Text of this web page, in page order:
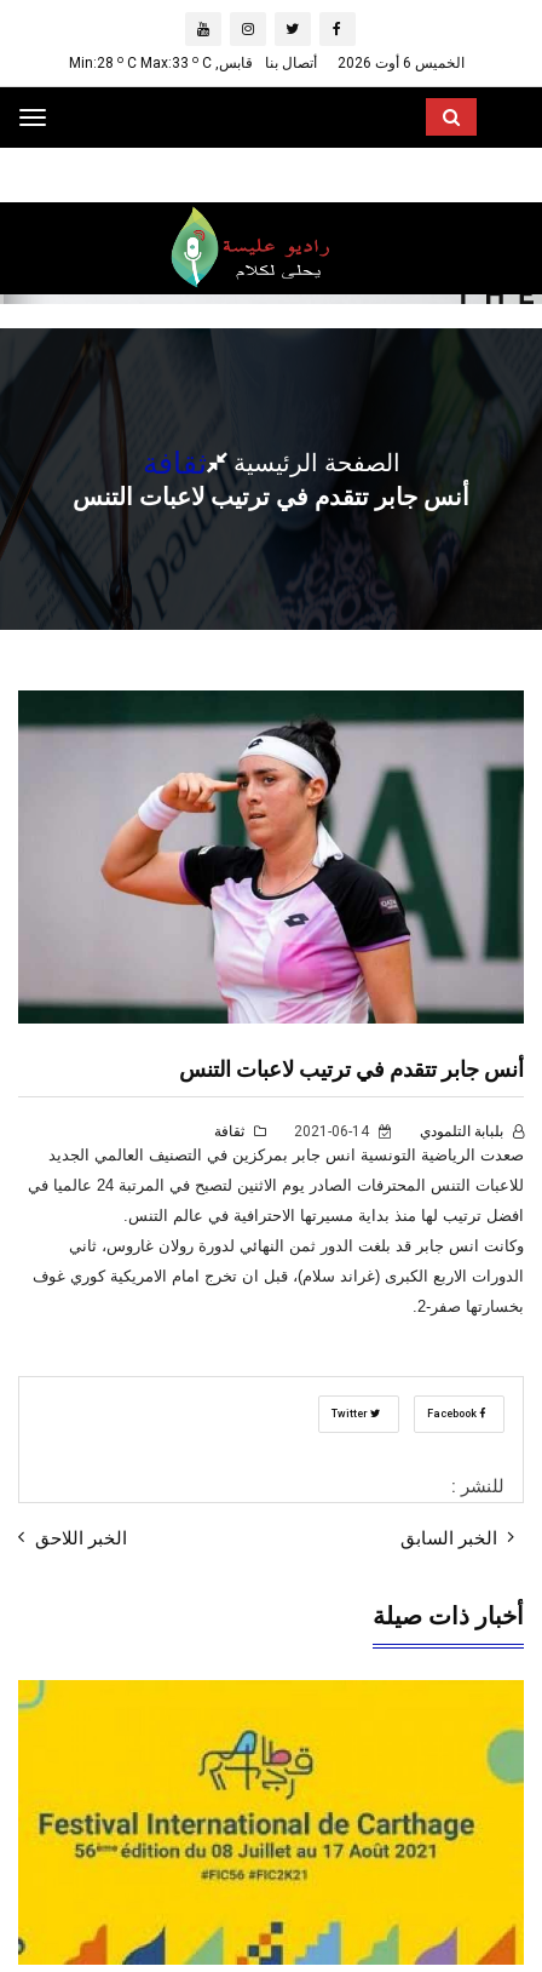
الخميس 6 أوت 2026 أتصال بنا قابس, Min:28 o C Max:33 o C
الصفحة الرئيسية ثقافة
أنس جابر تتقدم في ترتيب لاعبات التنس
أنس جابر تتقدم في ترتيب لاعبات التنس
بلبابة التلمودي 2021-06-14 ثقافة
صعدت الرياضية التونسية انس جابر بمركزين في التصنيف العالمي الجديد
للاعبات التنس المحترفات الصادر يوم الاثنين لتصبح في المرتبة 24 عالميا في
افضل ترتيب لها منذ بداية مسيرتها الاحترافية في عالم التنس.
وكانت انس جابر قد بلغت الدور ثمن النهائي لدورة رولان غاروس، ثاني
الدورات الاربع الكبرى (غراند سلام)، قبل ان تخرج امام الامريكية كوري غوف
بخسارتها صفر-2.‎
للنشر :
الخبر السابق الخبر اللاحق
أخبار ذات صيلة